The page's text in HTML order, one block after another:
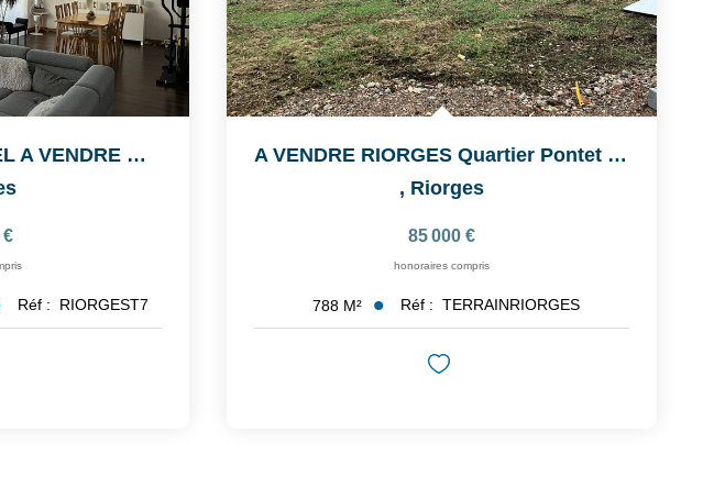
RIORGES RESIDENTIEL A VENDRE MAISON De 4 CHAMBRES
€
Réf : RIORGEST7
A VENDRE RIORGES Quartier Pontet TERRAIN A CONSTRUIRE De...
, Riorges
85 000 €
honoraires compris
788 M² Réf : TERRAINRIORGES